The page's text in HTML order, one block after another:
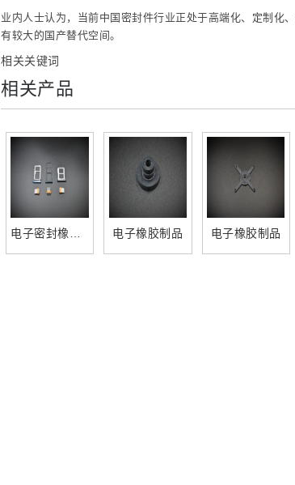
业内人士认为，当前中国密封件行业正处于高端化、定制化
有较大的国产替代空间。
相关关键词
相关产品
电子密封橡胶制品 电子橡胶制品 电子橡胶制品